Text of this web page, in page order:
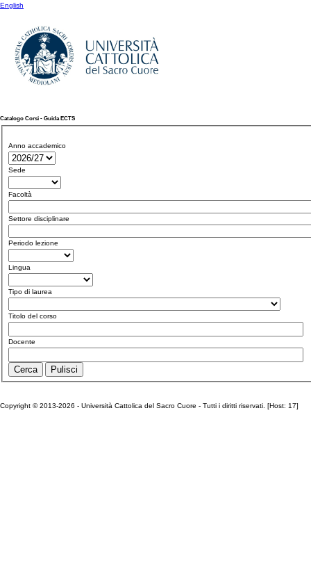
English
Catalogo Corsi - Guida ECTS
Anno accademico
Sede
Facoltà
Settore disciplinare
Periodo lezione
Lingua
Tipo di laurea
Titolo del corso
Docente
Copyright © 2013-2026 - Università Cattolica del Sacro Cuore - Tutti i diritti riservati. [Host: 17]